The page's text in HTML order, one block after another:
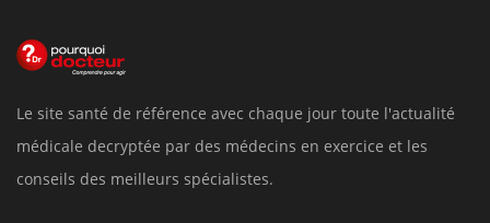
Le site santé de référence avec chaque jour toute l'actualité
médicale decryptée par des médecins en exercice et les
conseils des meilleurs spécialistes.